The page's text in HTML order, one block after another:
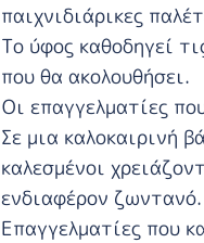
παιχνιδιάρικες
Το ύφος καθοδηγεί
που θα ακολουθήσει.
Οι επαγγελματίες
Σε μια καλοκαιρινή
καλεσμένοι
ενδιαφέρον ζωντανό.
Επαγγελματίες που